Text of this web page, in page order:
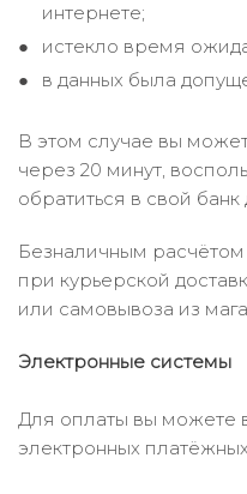
интернете;
истекло время
в данных была
В этом случае вы
через 20 минут,
обратиться в свой
Безналичным
при курьерской
или самовывоза из
Электронные системы
Для оплаты вы можете
электронных